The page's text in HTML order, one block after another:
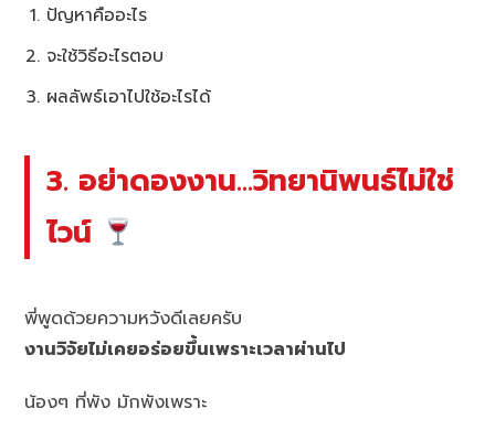
ปัญหาคืออะไร
จะใช้วิธีอะไรตอบ
ผลลัพธ์เอาไปใช้อะไรได้
3. อย่าดองงาน…วิทยานิพนธ์ไม่ใช่
ไวน์
พี่พูดด้วยความหวังดีเลยครับ
งานวิจัยไม่เคยอร่อยขึ้นเพราะเวลาผ่านไป
น้องๆ ที่พัง มักพังเพราะ